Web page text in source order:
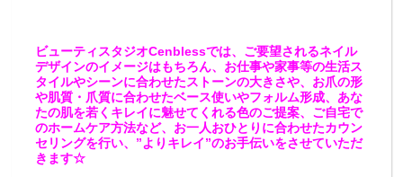
ビューティスタジオCenblessでは、ご要望されるネイル
デザインのイメージはもちろん、お仕事や家事等の生活ス
タイルやシーンに合わせたストーンの大きさや、お爪の形
や肌質・爪質に合わせたベース使いやフォルム形成、あな
たの肌を若くキレイに魅せてくれる色のご提案、ご自宅で
のホームケア方法など、お一人おひとりに合わせたカウン
セリングを行い、”よりキレイ”のお手伝いをさせていただ
きます☆